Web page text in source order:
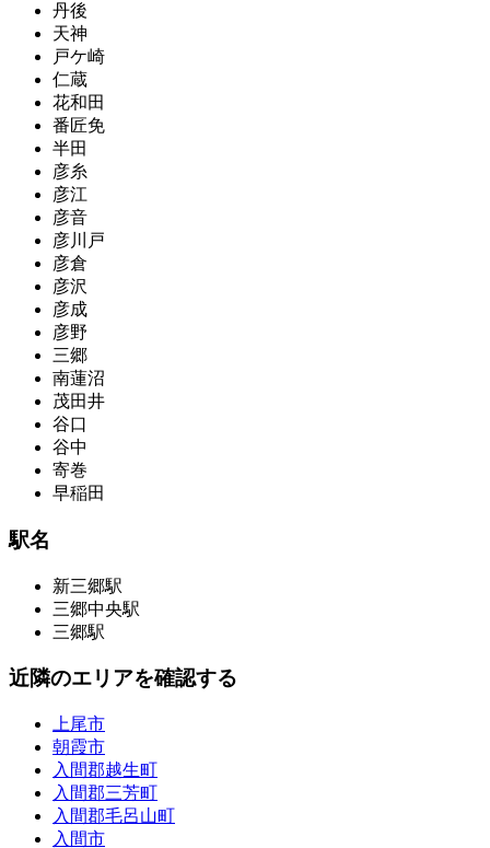
丹後
天神
戸ケ崎
仁蔵
花和田
番匠免
半田
彦糸
彦江
彦音
彦川戸
彦倉
彦沢
彦成
彦野
三郷
南蓮沼
茂田井
谷口
谷中
寄巻
早稲田
駅名
新三郷駅
三郷中央駅
三郷駅
近隣のエリアを確認する
上尾市
朝霞市
入間郡越生町
入間郡三芳町
入間郡毛呂山町
入間市